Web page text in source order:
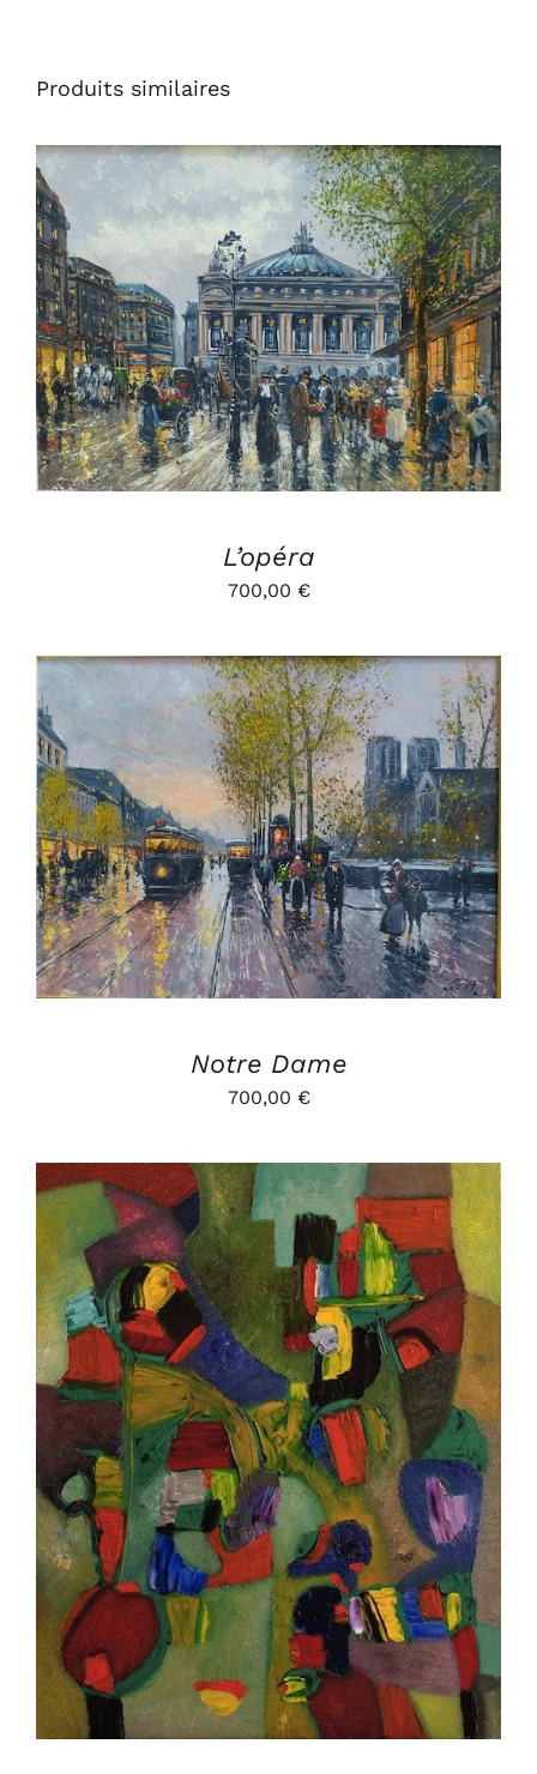
Produits similaires
AJOUTER AU PANIER
/
DÉTAILS
L’opéra
700,00 €
AJOUTER AU PANIER
/
DÉTAILS
Notre Dame
700,00 €
AJOUTER AU PANIER
/
DÉTAILS